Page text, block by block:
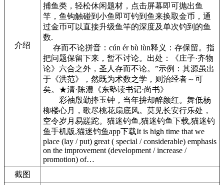
介绍
捕鱼类，轻松休闲题材，点击屏幕即可抛出鱼
竿，鱼钩触碰到小鱼即可钓到鱼来换取金币，通
过金币可以直接升级鱼竿的深度及单次钓到的鱼
数.
存而不论拼音：cún ér bù lùn释义：存保留。指
把问题保留下来，暂不讨论。出处：《庄子·齐物
论》六合之外，圣人存而不论。”示例：其源虽出
于《洪范》，然既为术数之学，则治经者～可
矣。★清·陈澧《东塾读书记·尚书》
彩袖殷勤捧玉钟，当年拚却醉颜红。舞低杨
柳楼心月，歌尽桃花扇底风。莫见长安行乐处，
空令岁月易蹉跎。猫迷钓鱼,猫迷钓鱼下载,猫迷钓
鱼手机版,猫迷钓鱼app下载It is high time that we
place (lay / put) great ( special / considerable) emphasis
on the improvement (development / increase /
promotion) of…
截图